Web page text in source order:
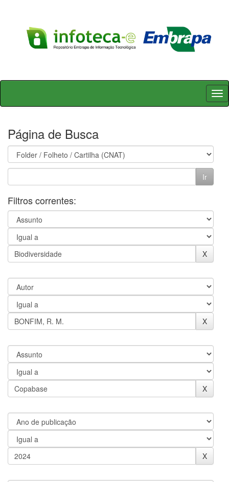
Skip
Página de Busca
Filtros correntes: